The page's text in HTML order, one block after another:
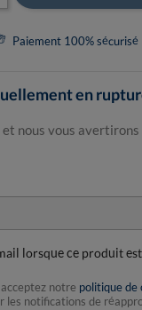
Paiement 100% sécurisé
en
nous vous
lorsque ce produit
notre politique de
les notifications de